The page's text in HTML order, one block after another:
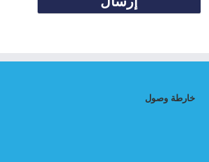
خارطة وصول